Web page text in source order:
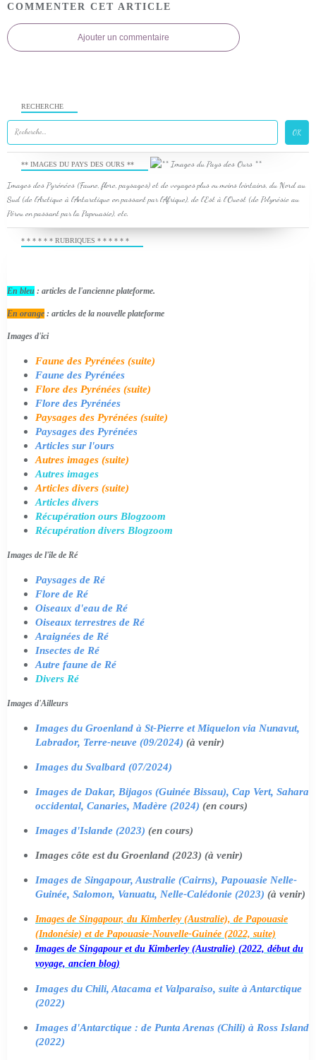
COMMENTER CET ARTICLE
Ajouter un commentaire
RECHERCHE
** IMAGES DU PAYS DES OURS **
Images des Pyrénées (Faune, flore, paysages) et de voyages plus ou moins lointains, du Nord au
Sud (de l'Arctique à l'Antarctique en passant par l'Afrique), de l'Est à l'Ouest (de Polynésie au
Pérou en passant par la Papouasie), etc.
* * * * * * RUBRIQUES * * * * * *
En bleu : articles de l'ancienne plateforme.
En orange : articles de la nouvelle plateforme
Images d'ici
Faune des Pyrénées (suite)
Faune des Pyrénées
Flore des Pyrénées (suite)
Flore des Pyrénées
Paysages des Pyrénées (suite)
Paysages des Pyrénées
Articles sur l'ours
Autres images (suite)
Autres images
Articles divers (suite)
Articles divers
Récupération ours Blogzoom
Récupération divers Blogzoom
Images de l'île de Ré
Paysages de Ré
Flore de Ré
Oiseaux d'eau de Ré
Oiseaux terrestres de Ré
Araignées de Ré
Insectes de Ré
Autre faune de Ré
Divers Ré
Images d'Ailleurs
Images du Groenland à St-Pierre et Miquelon via Nunavut,
Labrador, Terre-neuve (09/2024) (à venir)
Images du Svalbard (07/2024)
Images de Dakar, Bijagos (Guinée Bissau), Cap Vert, Sahara
occidental, Canaries, Madère (2024) (en cours)
Images d'Islande (2023) (en cours)
Images côte est du Groenland (2023) (à venir)
Images de Singapour, Australie (Cairns), Papouasie Nelle-
Guinée, Salomon, Vanuatu, Nelle-Calédonie (2023) (à venir)
Images de Singapour, du Kimberley (Australie), de Papouasie
(Indonésie) et de Papouasie-Nouvelle-Guinée (2022, suite)
Images de Singapour et du Kimberley (Australie) (2022, début du
voyage, ancien blog)
Images du Chili, Atacama et Valparaiso, suite à Antarctique
(2022)
Images d'Antarctique : de Punta Arenas (Chili) à Ross Island
(2022)